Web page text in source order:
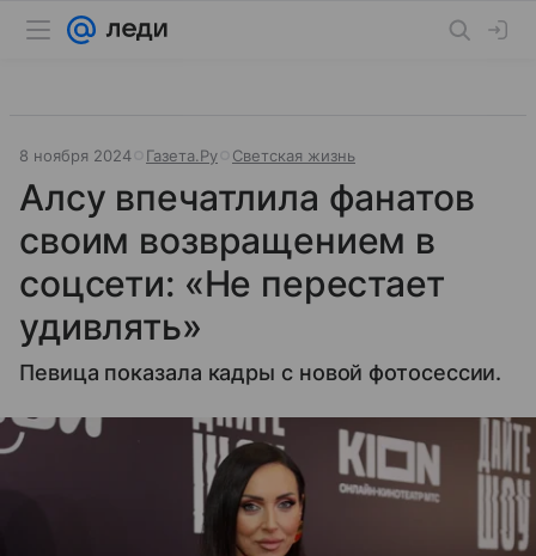
8 ноября 2024 Газета.Ру Светская жизнь
Алсу впечатлила фанатов
своим возвращением в
соцсети: «Не перестает
удивлять»
Певица показала кадры с новой фотосессии.